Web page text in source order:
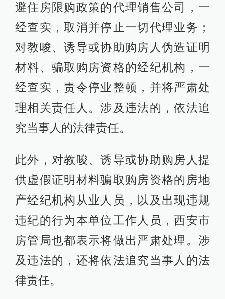
避住房限购政策的代理销售公司，一
经查实，取消并停止一切代理业务；
对教唆、诱导或协助购房人伪造证明
材料、骗取购房资格的经纪机构，一
经查实，责令停业整顿，并将严肃处
理相关责任人。涉及违法的，依法追
究当事人的法律责任。
此外，对教唆、诱导或协助购房人提
供虚假证明材料骗取购房资格的房地
产经纪机构从业人员，以及出现违规
违纪的行为本单位工作人员，西安市
房管局也都表示将做出严肃处理。涉
及违法的，还将依法追究当事人的法
律责任。